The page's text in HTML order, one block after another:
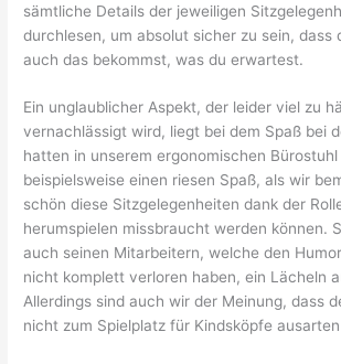
sämtliche Details der jeweiligen
durchlesen, um absolut sicher zu sein, dass
auch das bekommst, was du erwartest.
Ein unglaublicher Aspekt, der leider viel zu
vernachlässigt wird, liegt bei dem Spaß bei
hatten in unserem ergonomischen Bürostuhl
beispielsweise einen riesen Spaß, als wir
schön diese Sitzgelegenheiten dank der
herumspielen missbraucht werden können.
auch seinen Mitarbeitern, welche den
nicht komplett verloren haben, ein Lächeln
Allerdings sind auch wir der Meinung, dass
nicht zum Spielplatz für Kindsköpfe